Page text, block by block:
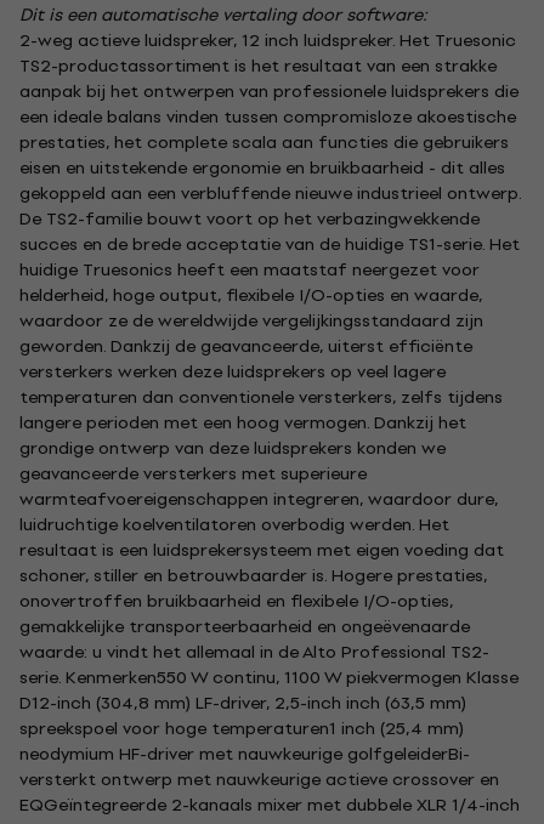
Dit is een automatische vertaling door software:
2-weg actieve luidspreker, 12 inch luidspreker. Het Truesonic
TS2-productassortiment is het resultaat van een strakke
aanpak bij het ontwerpen van professionele luidsprekers die
een ideale balans vinden tussen compromisloze akoestische
prestaties, het complete scala aan functies die gebruikers
eisen en uitstekende ergonomie en bruikbaarheid - dit alles
gekoppeld aan een verbluffende nieuwe industrieel ontwerp.
De TS2-familie bouwt voort op het verbazingwekkende
succes en de brede acceptatie van de huidige TS1-serie. Het
huidige Truesonics heeft een maatstaf neergezet voor
helderheid, hoge output, flexibele I/O-opties en waarde,
waardoor ze de wereldwijde vergelijkingsstandaard zijn
geworden. Dankzij de geavanceerde, uiterst efficiënte
versterkers werken deze luidsprekers op veel lagere
temperaturen dan conventionele versterkers, zelfs tijdens
langere perioden met een hoog vermogen. Dankzij het
grondige ontwerp van deze luidsprekers konden we
geavanceerde versterkers met superieure
warmteafvoereigenschappen integreren, waardoor dure,
luidruchtige koelventilatoren overbodig werden. Het
resultaat is een luidsprekersysteem met eigen voeding dat
schoner, stiller en betrouwbaarder is. Hogere prestaties,
onovertroffen bruikbaarheid en flexibele I/O-opties,
gemakkelijke transporteerbaarheid en ongeëvenaarde
waarde: u vindt het allemaal in de Alto Professional TS2-
serie. Kenmerken550 W continu, 1100 W piekvermogen Klasse
D12-inch (304,8 mm) LF-driver, 2,5-inch inch (63,5 mm)
spreekspoel voor hoge temperaturen1 inch (25,4 mm)
neodymium HF-driver met nauwkeurige golfgeleiderBi-
versterkt ontwerp met nauwkeurige actieve crossover en
EQGeïntegreerde 2-kanaals mixer met dubbele XLR 1/4-inch